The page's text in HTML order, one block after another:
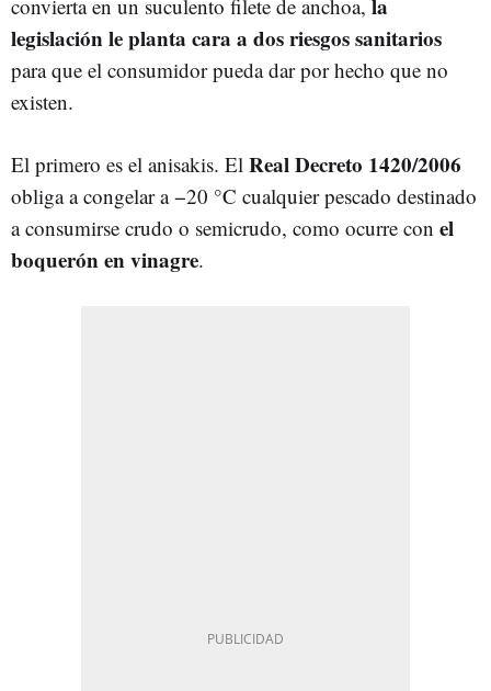
convierta en un suculento filete de anchoa, la
legislación le planta cara a dos riesgos sanitarios
para que el consumidor pueda dar por hecho que no
existen.
El primero es el anisakis. El Real Decreto 1420/2006
obliga a congelar a −20 °C cualquier pescado destinado
a consumirse crudo o semicrudo, como ocurre con el
boquerón en vinagre.